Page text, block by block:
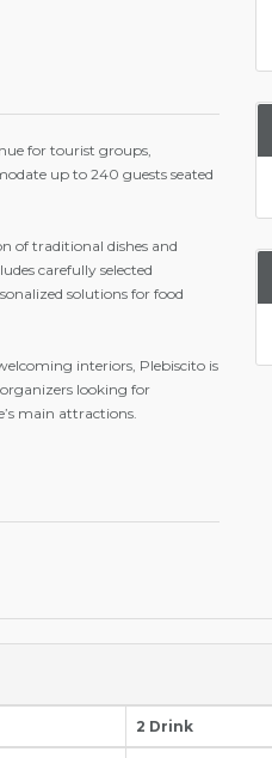
for tourist groups,
up to 240 guests seated
of traditional dishes and
carefully selected
solutions for food
interiors, Plebiscito is
looking for
main attractions.
2 Drink